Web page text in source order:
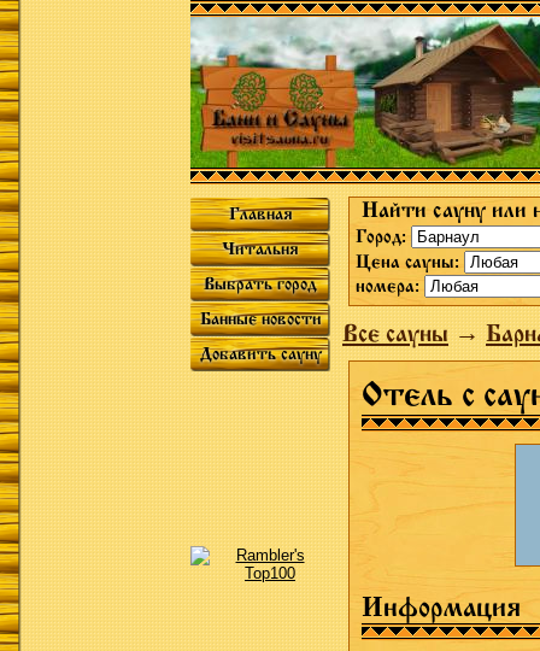
Главная
Читальня
Выбрать город
Банные новости
Добавить сауну
Найти сауну или
Город:
Цена сауны:
номера:
Все сауны→
Отель с
Информация